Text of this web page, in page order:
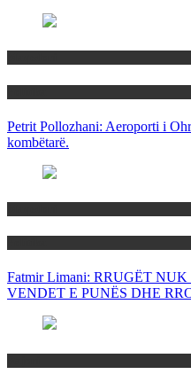
Petrit Pollozhani: Aeroporti i
kombëtarë.
Fatmir Limani: RRUGËT
VENDET E PUNËS DHE